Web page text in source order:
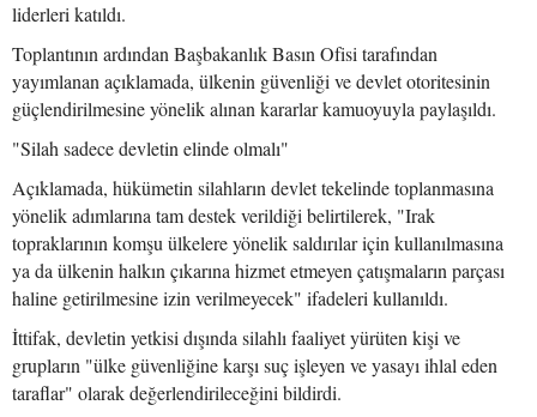
liderleri katıldı.
Toplantının ardından Başbakanlık Basın Ofisi tarafından
yayımlanan açıklamada, ülkenin güvenliği ve devlet otoritesinin
güçlendirilmesine yönelik alınan kararlar kamuoyuyla paylaşıldı.
"Silah sadece devletin elinde olmalı"
Açıklamada, hükümetin silahların devlet tekelinde toplanmasına
yönelik adımlarına tam destek verildiği belirtilerek, "Irak
topraklarının komşu ülkelere yönelik saldırılar için kullanılmasına
ya da ülkenin halkın çıkarına hizmet etmeyen çatışmaların parçası
haline getirilmesine izin verilmeyecek" ifadeleri kullanıldı.
İttifak, devletin yetkisi dışında silahlı faaliyet yürüten kişi ve
grupların "ülke güvenliğine karşı suç işleyen ve yasayı ihlal eden
taraflar" olarak değerlendirileceğini bildirdi.